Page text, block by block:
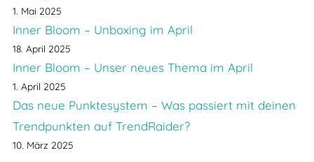
1. Mai 2025
Inner Bloom – Unboxing im April
18. April 2025
Inner Bloom – Unser neues Thema im April
1. April 2025
Das neue Punktesystem – Was passiert mit deinen
Trendpunkten auf TrendRaider?
10. März 2025